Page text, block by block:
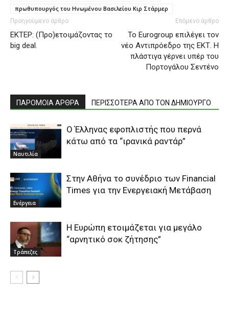
πρωθυπουργός του Ηνωμένου Βασιλείου Κιρ Στάρμερ
Προηγούμενο άρθρο
ΕΚΤΕΡ: (Προ)ετοιμάζοντας το
big deal.
Επόμενο άρθρο
To Eurogroup επιλέγει τον
νέο Αντιπρόεδρο της ΕΚΤ. Η
πλάστιγα γέρνει υπέρ του
Πορτογάλου Σεντένο
ΠΑΡΟΜΟΙΑ ΑΡΘΡΑ ΠΕΡΙΣΣΟΤΕΡΑ ΑΠΟ ΤΟΝ ΔΗΜΙΟΥΡΓΟ
Ναυτιλία
Ο Έλληνας εφοπλιστής που περνά
κάτω από τα “ιρανικά ραντάρ”
Ενέργεια
Στην Αθήνα το συνέδριο των Financial
Times για την Ενεργειακή Μετάβαση
Τράπεζες
Η Ευρώπη ετοιμάζεται για μεγάλο
“αρνητικό σοκ ζήτησης”